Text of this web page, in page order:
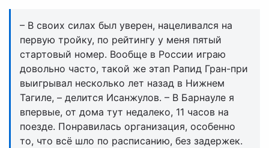
– В своих силах был уверен, нацеливался на
первую тройку, по рейтингу у меня пятый
стартовый номер. Вообще в России играю
довольно часто, такой же этап Рапид Гран-при
выигрывал несколько лет назад в Нижнем
Тагиле, – делится Исанжулов. – В Барнауле я
впервые, от дома тут недалеко, 11 часов на
поезде. Понравилась организация, особенно
то, что всё шло по расписанию, без задержек.